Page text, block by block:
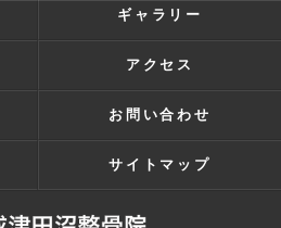
ギャラリー
アクセス
お問い合わせ
サイトマップ